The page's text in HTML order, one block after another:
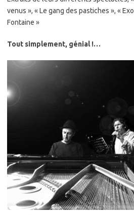
venus », « Le gang des pastiches », «
Fontaine »
Tout simplement, génial !…